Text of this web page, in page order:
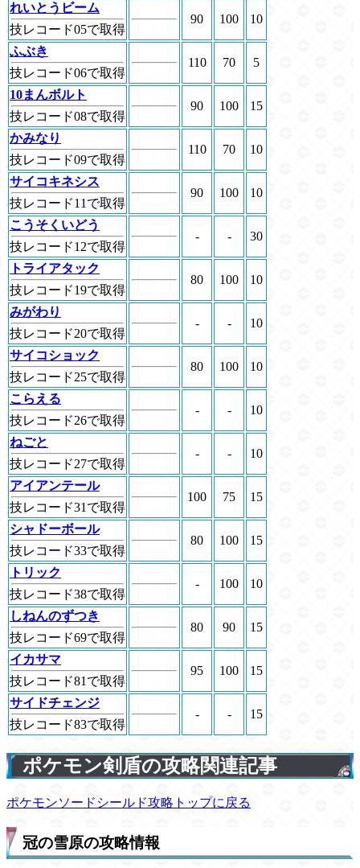
れいとうビーム
技レコード05で取得
90 100 10
ふぶき
技レコード06で取得
110 70 5
10まんボルト
技レコード08で取得
90 100 15
かみなり
技レコード09で取得
110 70 10
サイコキネシス
技レコード11で取得
90 100 10
こうそくいどう
技レコード12で取得
- - 30
トライアタック
技レコード19で取得
80 100 10
みがわり
技レコード20で取得
- - 10
サイコショック
技レコード25で取得
80 100 10
こらえる
技レコード26で取得
- - 10
ねごと
技レコード27で取得
- - 10
アイアンテール
技レコード31で取得
100 75 15
シャドーボール
技レコード33で取得
80 100 15
トリック
技レコード38で取得
- 100 10
しねんのずつき
技レコード69で取得
80 90 15
イカサマ
技レコード81で取得
95 100 15
サイドチェンジ
技レコード83で取得
- - 15
ポケモン剣盾の攻略関連記事
ポケモンソードシールド攻略トップに戻る
冠の雪原の攻略情報